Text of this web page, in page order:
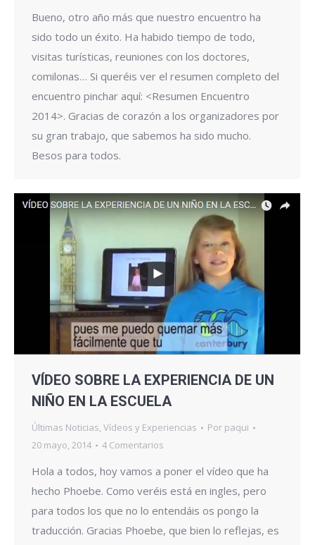
Bueno, otro año más que nuestro encuentro ha
sido todo un éxito. Ha habido tiempo de todo,
visitas turísticas, reuniones con los doctores,
comilonas… Si queréis ver el resumen completo del
encuentro pinchar aquí: <Resumen Encuentro
2014>. Gracias de corazón a los organizadores por
su gran trabajo, que sabemos ha sido mucho.
Besos para todos.
VÍDEO SOBRE LA EXPERIENCIA DE UN
NIÑO EN LA ESCUELA
Últimas Noticias, Vídeos y Experiencias Por paqui
20 mayo, 2014
4 Comentarios
Hola a todos, hoy vamos a poner el vídeo que ha
hecho Phoebe. Como veréis está en ingles, pero
para todos los que no lo entendáis os pongo la
traducción. Gracias Phoebe, que bien lo reflejas, es